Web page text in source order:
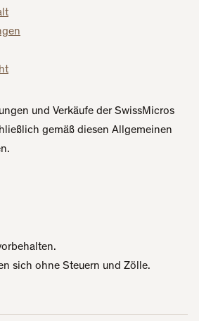
und Verkäufe der SwissMicros
gemäß diesen Allgemeinen
sich ohne Steuern und Zölle.